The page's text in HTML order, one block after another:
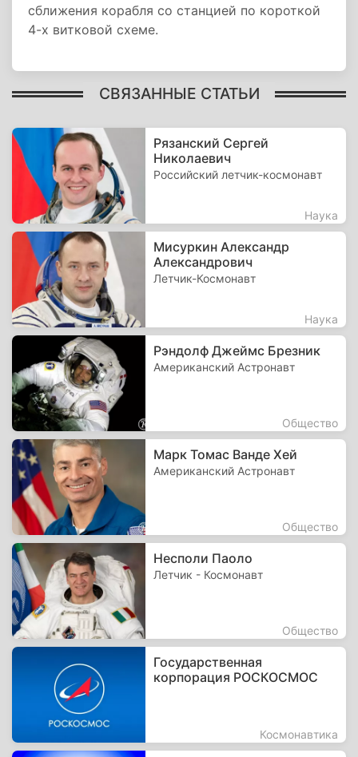
сближения корабля со станцией по короткой
4-х витковой схеме.
СВЯЗАННЫЕ СТАТЬИ
Рязанский Сергей
Николаевич
Российский летчик-космонавт
Наука
Мисуркин Александр
Александрович
Летчик-Космонавт
Наука
Рэндолф Джеймс Брезник
Американский Астронавт
Общество
Марк Томас Ванде Хей
Американский Астронавт
Общество
Несполи Паоло
Летчик - Космонавт
Общество
Государственная
корпорация РОСКОСМОС
Космонавтика